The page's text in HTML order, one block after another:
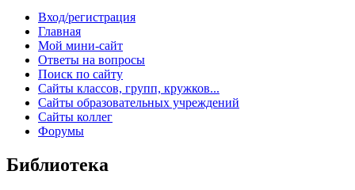
Вход/регистрация
Главная
Мой мини-сайт
Ответы на вопросы
Поиск по сайту
Сайты классов, групп, кружков...
Сайты образовательных учреждений
Сайты коллег
Форумы
Библиотека